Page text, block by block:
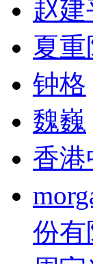
赵建
夏重
钟格
魏巍
香港
份有